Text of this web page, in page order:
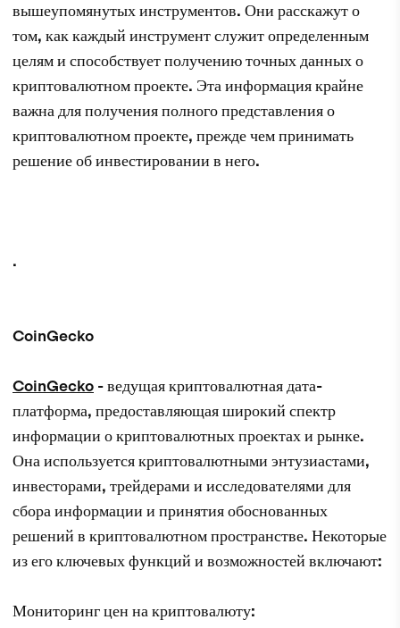
вышеупомянутых инструментов. Они расскажут о
том, как каждый инструмент служит определенным
целям и способствует получению точных данных о
криптовалютном проекте. Эта информация крайне
важна для получения полного представления о
криптовалютном проекте, прежде чем принимать
решение об инвестировании в него.
.
CoinGecko
CoinGecko - ведущая криптовалютная дата-
платформа, предоставляющая широкий спектр
информации о криптовалютных проектах и рынке.
Она используется криптовалютными энтузиастами,
инвесторами, трейдерами и исследователями для
сбора информации и принятия обоснованных
решений в криптовалютном пространстве. Некоторые
из его ключевых функций и возможностей включают:
Мониторинг цен на криптовалюту: